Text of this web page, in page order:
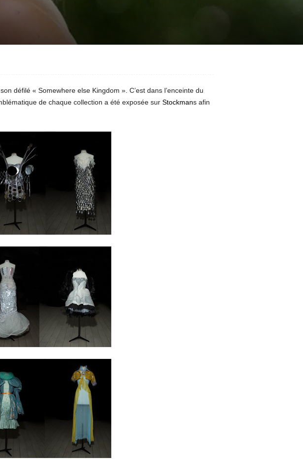
défilé « Somewhere else Kingdom ». C’est dans l’enceinte du
de chaque collection a été exposée sur Stockmans afin